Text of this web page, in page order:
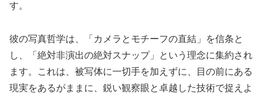
す。
彼の写真哲学は、「カメラとモチーフの直結」を信条と
し、「絶対非演出の絶対スナップ」という理念に集約され
ます。これは、被写体に一切手を加えずに、目の前にある
現実をあるがままに、鋭い観察眼と卓越した技術で捉えよ